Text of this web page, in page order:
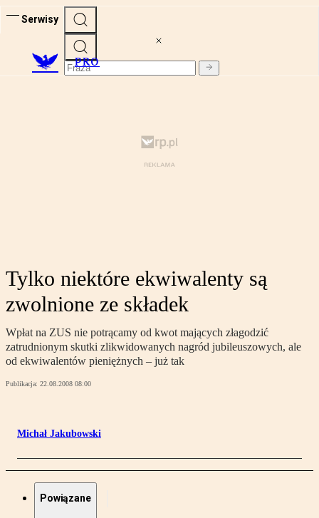
Serwisy
PRO
Tylko niektóre ekwiwalenty są
zwolnione ze składek
Wpłat na ZUS nie potrącamy od kwot mających złagodzić
zatrudnionym skutki zlikwidowanych nagród jubileuszowych, ale
od ekwiwalentów pieniężnych – już tak
Publikacja: 22.08.2008 08:00
Michał Jakubowski
Powiązane